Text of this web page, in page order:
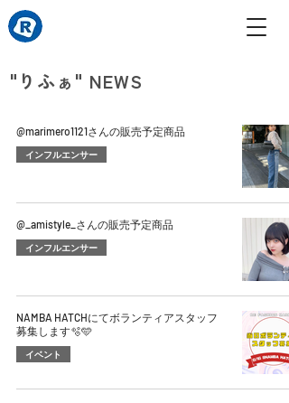
​"りふぁ" NEWS
@marimero1121さんの販売予定商品
インフルエンサー
@_amistyle_さんの販売予定商品
インフルエンサー
NAMBA HATCHにてボランティアスタッフ
募集します🫧🩵
イベント